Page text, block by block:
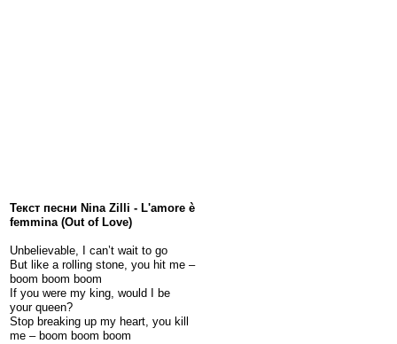
Текст песни Nina Zilli - L'amore è
femmina (Out of Love)
Unbelievable, I can’t wait to go
But like a rolling stone, you hit me –
boom boom boom
If you were my king, would I be
your queen?
Stop breaking up my heart, you kill
me – boom boom boom